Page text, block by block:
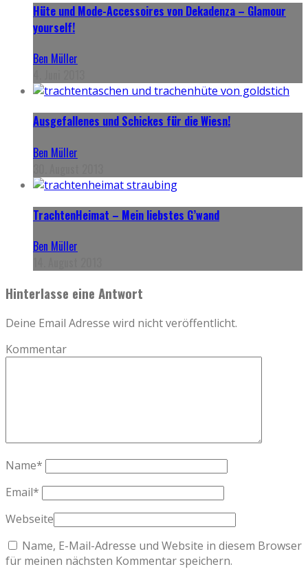
Hüte und Mode-Accessoires von Dekadenza – Glamour
yourself!
Ben Müller
Ausgefallenes und Schickes für die Wiesn!
Ben Müller
TrachtenHeimat – Mein liebstes G’wand
Ben Müller
Hinterlasse eine Antwort
Deine Email Adresse wird nicht veröffentlicht.
Kommentar
Name*
Email*
Webseite
Name, E-Mail-Adresse und Website in diesem Browser
für meinen nächsten Kommentar speichern.